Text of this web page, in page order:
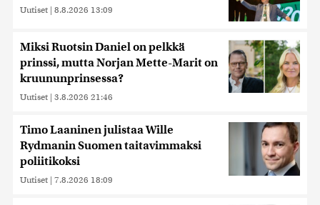
Uutiset | 8.8.2026 13:09
Miksi Ruotsin Daniel on pelkkä
prinssi, mutta Norjan Mette-Marit on
kruununprinsessa?
Uutiset | 3.8.2026 21:46
Timo Laaninen julistaa Wille
Rydmanin Suomen taitavimmaksi
poliitikoksi
Uutiset | 7.8.2026 18:09